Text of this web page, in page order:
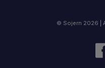
© Sojern 2026 |